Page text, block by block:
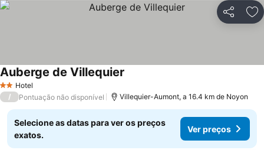
Partilhar
2 Estrelas
Hotel
Auberge de Villequier
/ Pontuação não disponível Villequier-Aumont, a 16.4 km de Noyon
Selecione as datas para ver os preços
exatos.
Ver preços